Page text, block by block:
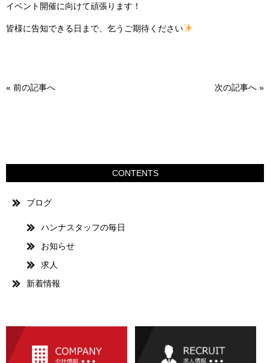
イベント開催に向けて頑張ります！
皆様に告知できる日まで、乞うご期待ください
« 前の記事へ 次の記事へ »
CONTENTS
ブログ
ハンナスタッフの毎日
お知らせ
求人
新着情報